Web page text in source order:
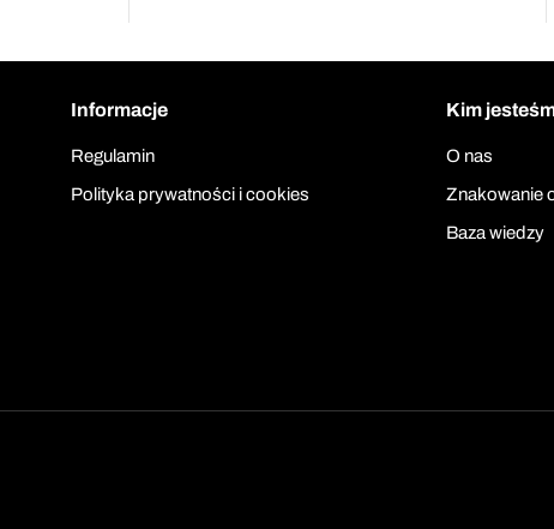
Informacje
Regulamin
Polityka prywatności i cookies
Kim
O nas
Znakowanie
Baza wiedzy